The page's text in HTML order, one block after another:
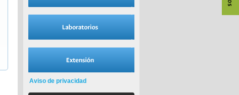
Aviso de privacidad